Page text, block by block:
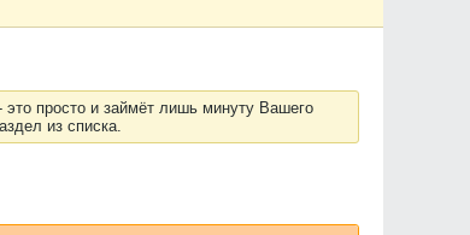
это просто и займёт лишь минуту Вашего
из списка.